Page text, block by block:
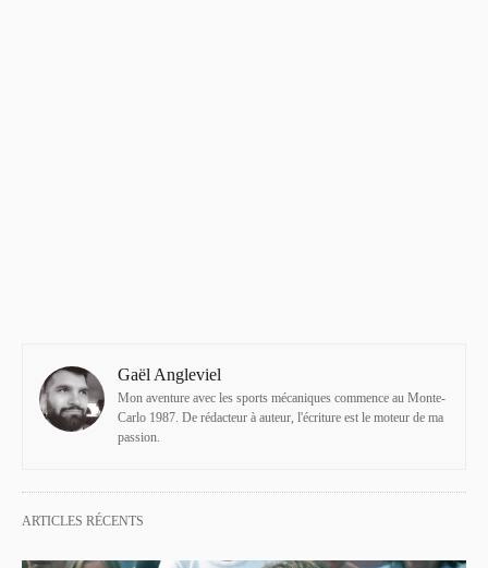
Gaël Angleviel
Mon aventure avec les sports mécaniques commence au Monte-
Carlo 1987. De rédacteur à auteur, l'écriture est le moteur de ma
passion.
ARTICLES RÉCENTS